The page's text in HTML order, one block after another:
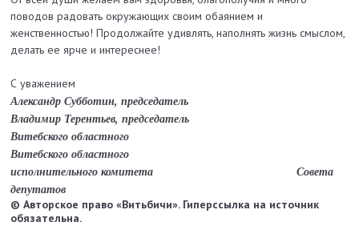
поводов радовать окружающих своим обаянием и
женственностью! Продолжайте удивлять, наполнять жизнь смыслом,
делать ее ярче и интереснее!
С уважением
Александр Субботин,председатель
Владимир Терентьев,председатель
Витебского областного
Витебскогообластного
исполнительного комитета
Совета
депутатов
© Авторское право «Витьбичи». Гиперссылка на источник
обязательна.